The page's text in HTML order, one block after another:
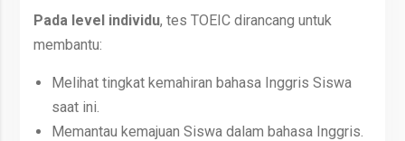
Pada level individu, tes TOEIC dirancang untuk
membantu:
Melihat tingkat kemahiran bahasa Inggris Siswa
saat ini.
Memantau kemajuan Siswa dalam bahasa Inggris.